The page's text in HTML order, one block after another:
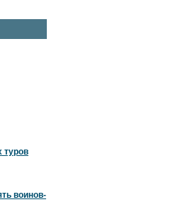
туров
воинов-